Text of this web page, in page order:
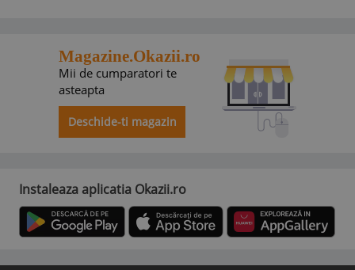
Magazine.Okazii.ro
Mii de cumparatori te
asteapta
Deschide-ti magazin
Instaleaza aplicatia Okazii.ro